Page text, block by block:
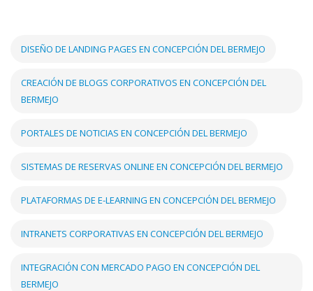
DISEÑO DE LANDING PAGES EN CONCEPCIÓN DEL BERMEJO
CREACIÓN DE BLOGS CORPORATIVOS EN CONCEPCIÓN DEL
BERMEJO
PORTALES DE NOTICIAS EN CONCEPCIÓN DEL BERMEJO
SISTEMAS DE RESERVAS ONLINE EN CONCEPCIÓN DEL BERMEJO
PLATAFORMAS DE E-LEARNING EN CONCEPCIÓN DEL BERMEJO
INTRANETS CORPORATIVAS EN CONCEPCIÓN DEL BERMEJO
INTEGRACIÓN CON MERCADO PAGO EN CONCEPCIÓN DEL
BERMEJO